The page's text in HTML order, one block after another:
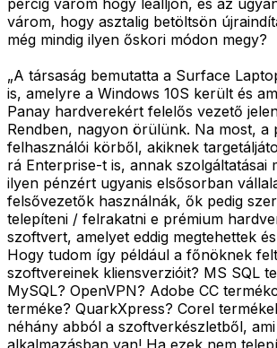
percig várom hogy leálljon, és az
várom, hogy asztalig betöltsön
még mindig ilyen őskori módon megy?
„A társaság bemutatta a Surface
is, amelyre a Windows 10S került és
Panay hardverekért felelős vezető
Rendben, nagyon örülünk. Na most, a
felhasználói körből, akiknek
rá Enterprise-t is, annak szolgáltatásai
ilyen pénzért ugyanis elsősorban
felsővezetők használnák, ők pedig
telepíteni / felrakatni e prémium
szoftvert, amelyet eddig megtehettek
Hogy tudom így például a főnöknek
szoftvereinek kliensverzióit? MS SQL
MySQL? OpenVPN? Adobe CC
terméke? QuarkXpress? Corel
néhány abból a szoftverkészletből,